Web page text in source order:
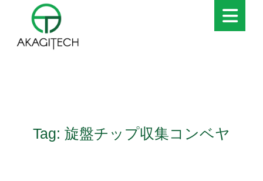
Tag: 旋盤チップ収集コンベヤ